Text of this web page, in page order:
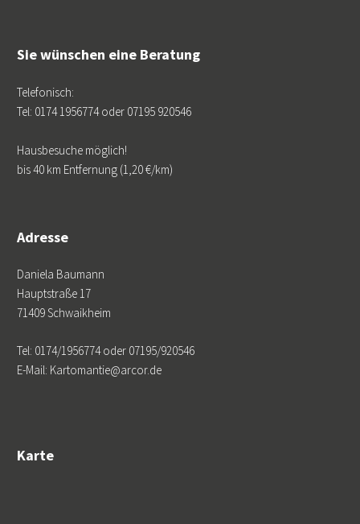
Sie wünschen eine Beratung
Telefonisch:
Tel: 0174 1956774 oder 07195 920546
Hausbesuche möglich!
bis 40 km Entfernung (1,20 €/km)
Adresse
Daniela Baumann
Hauptstraße 17
71409 Schwaikheim
Tel: 0174/1956774 oder 07195/920546
E-Mail: Kartomantie@arcor.de
Karte